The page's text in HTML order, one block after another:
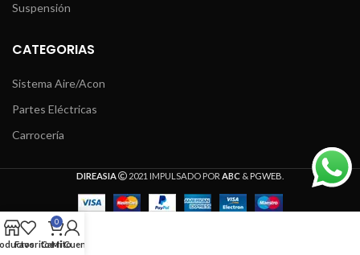
Suspensión
CATEGORIAS
Sistema Aire/Acon
Partes Eléctricas
Carrocería
DIREASIA 2021 IMPULSADO POR ABC &PGWEB
Favoritos
0
Carrito
Mi Cuenta